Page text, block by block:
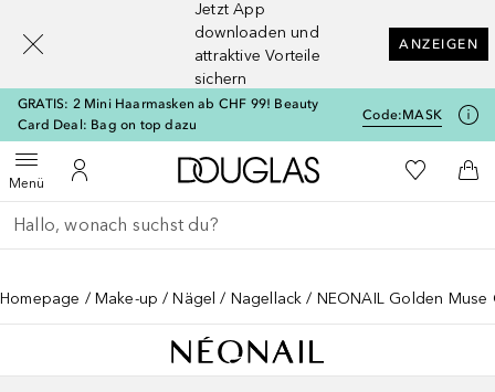
Jetzt App
downloaden und
attraktive Vorteile
sichern
ANZEIGEN
GRATIS: 2 Mini Haarmasken ab CHF 99! Beauty
Card Deal: Bag on top dazu
Code:MASK
MenüMenü öffnenZu Meinem Kundenkonto
Zur Douglas Startseite
Zu Meiner
Gehe zurück
Suche ausführen
Homepage Make-up Nägel Nagellack NEONAIL Golden Muse
[navigation.slideout.screenreader]